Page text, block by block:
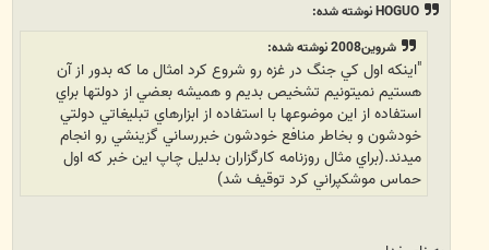
HOGUO نوشته شده:
شروين2008 نوشته شده:
"اينكه اول كي جنگ در غزه رو شروع كرد امثال ما كه بدور از آن
هستيم نميتونيم تشخيص بديم و هميشه بعضي از دولتها براي
استفاده از اين موضوعها با استفاده از ابزارهاي تبليغاتي دولتي
خودشون و بخاطر منافع خودشون خبررساني گزينشي رو انجام
ميدند.(براي مثال روزنامه كارگزاران بدليل چاپ اين خبر كه اول
حماس موشكپراني كرد توقيف شد)